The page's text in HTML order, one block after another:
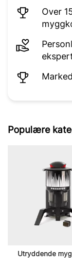
Over
Populære
Utryddende